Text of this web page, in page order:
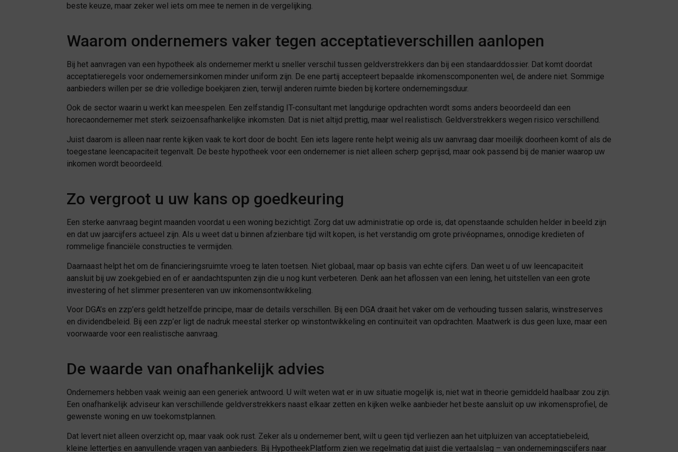
beste keuze, maar zeker wel iets om mee te nemen in de vergelijking.
Waarom ondernemers vaker tegen acceptatieverschillen aanlopen
Bij het aanvragen van een hypotheek als ondernemer merkt u sneller verschil tussen geldverstrekkers dan bij een standaarddossier. Dat komt doordat
acceptatieregels voor ondernemersinkomen minder uniform zijn. De ene partij accepteert bepaalde inkomenscomponenten wel, de andere niet. Sommige
aanbieders willen per se drie volledige boekjaren zien, terwijl anderen ruimte bieden bij kortere ondernemingsduur.
Ook de sector waarin u werkt kan meespelen. Een zelfstandig IT-consultant met langdurige opdrachten wordt soms anders beoordeeld dan een
horecaondernemer met sterk seizoensafhankelijke inkomsten. Dat is niet altijd prettig, maar wel realistisch. Geldverstrekkers wegen risico verschillend.
Juist daarom is alleen naar rente kijken vaak te kort door de bocht. Een iets lagere rente helpt weinig als uw aanvraag daar moeilijk doorheen komt of als de
toegestane leencapaciteit tegenvalt. De beste hypotheek voor een ondernemer is niet alleen scherp geprijsd, maar ook passend bij de manier waarop uw
inkomen wordt beoordeeld.
Zo vergroot u uw kans op goedkeuring
Een sterke aanvraag begint maanden voordat u een woning bezichtigt. Zorg dat uw administratie op orde is, dat openstaande schulden helder in beeld zijn
en dat uw jaarcijfers actueel zijn. Als u weet dat u binnen afzienbare tijd wilt kopen, is het verstandig om grote privéopnames, onnodige kredieten of
rommelige financiële constructies te vermijden.
Daarnaast helpt het om de financieringsruimte vroeg te laten toetsen. Niet globaal, maar op basis van echte cijfers. Dan weet u of uw leencapaciteit
aansluit bij uw zoekgebied en of er aandachtspunten zijn die u nog kunt verbeteren. Denk aan het aflossen van een lening, het uitstellen van een grote
investering of het slimmer presenteren van uw inkomensontwikkeling.
Voor DGA’s en zzp’ers geldt hetzelfde principe, maar de details verschillen. Bij een DGA draait het vaker om de verhouding tussen salaris, winstreserves
en dividendbeleid. Bij een zzp’er ligt de nadruk meestal sterker op winstontwikkeling en continuïteit van opdrachten. Maatwerk is dus geen luxe, maar een
voorwaarde voor een realistische aanvraag.
De waarde van onafhankelijk advies
Ondernemers hebben vaak weinig aan een generiek antwoord. U wilt weten wat er in uw situatie mogelijk is, niet wat in theorie gemiddeld haalbaar zou zijn.
Een onafhankelijk adviseur kan verschillende geldverstrekkers naast elkaar zetten en kijken welke aanbieder het beste aansluit op uw inkomensprofiel, de
gewenste woning en uw toekomstplannen.
Dat levert niet alleen overzicht op, maar vaak ook rust. Zeker als u ondernemer bent, wilt u geen tijd verliezen aan het uitpluizen van acceptatiebeleid,
kleine lettertjes en aanvullende vragen van aanbieders. Bij HypotheekPlatform zien we regelmatig dat juist die vertaalslag – van ondernemingscijfers naar